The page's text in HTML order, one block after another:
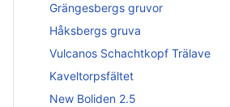
Grängesbergs gruvor
Håksbergs gruva
Vulcanos Schachtkopf Trälave
Kaveltorpsfältet
New Boliden 2.5